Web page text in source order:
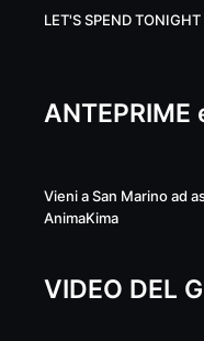
LET'S SPEND
Vieni a San Marino ad
AnimaKima
VIDEO DEL